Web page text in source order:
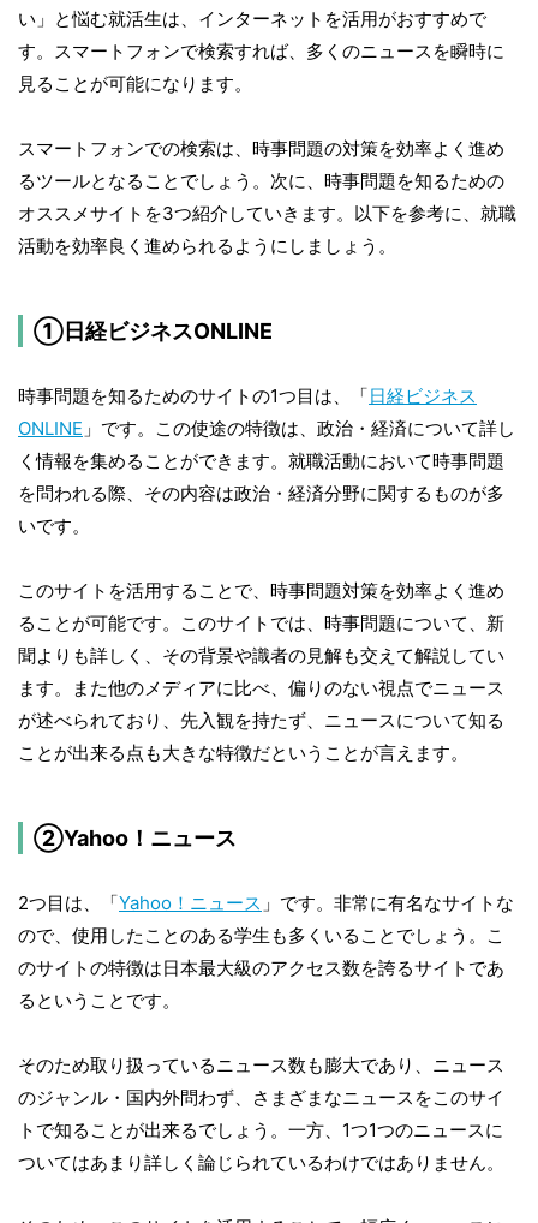
い」と悩む就活生は、インターネットを活用がおすすめで
す。スマートフォンで検索すれば、多くのニュースを瞬時に
見ることが可能になります。
スマートフォンでの検索は、時事問題の対策を効率よく進め
るツールとなることでしょう。次に、時事問題を知るための
オススメサイトを3つ紹介していきます。以下を参考に、就職
活動を効率良く進められるようにしましょう。
①日経ビジネスONLINE
時事問題を知るためのサイトの1つ目は、「日経ビジネス
ONLINE 」です。この使途の特徴は、政治・経済について詳し
く情報を集めることができます。就職活動において時事問題
を問われる際、その内容は政治・経済分野に関するものが多
いです。
このサイトを活用することで、時事問題対策を効率よく進め
ることが可能です。このサイトでは、時事問題について、新
聞よりも詳しく、その背景や識者の見解も交えて解説してい
ます。また他のメディアに比べ、偏りのない視点でニュース
が述べられており、先入観を持たず、ニュースについて知る
ことが出来る点も大きな特徴だということが言えます。
②Yahoo！ニュース
2つ目は、「Yahoo！ニュース 」です。非常に有名なサイトな
ので、使用したことのある学生も多くいることでしょう。こ
のサイトの特徴は日本最大級のアクセス数を誇るサイトであ
るということです。
そのため取り扱っているニュース数も膨大であり、ニュース
のジャンル・国内外問わず、さまざまなニュースをこのサイ
トで知ることが出来るでしょう。一方、1つ1つのニュースに
ついてはあまり詳しく論じられているわけではありません。